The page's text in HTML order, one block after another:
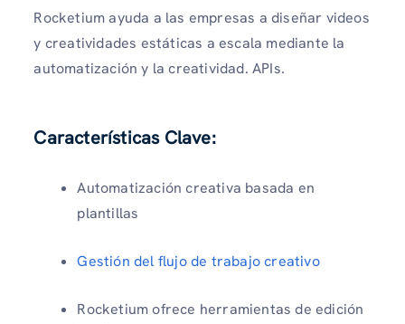
Rocketium ayuda a las empresas a diseñar videos
y creatividades estáticas a escala mediante la
automatización y la creatividad. APIs.
Características Clave:
Automatización creativa basada en
plantillas
Gestión del flujo de trabajo creativo
Rocketium ofrece herramientas de edición